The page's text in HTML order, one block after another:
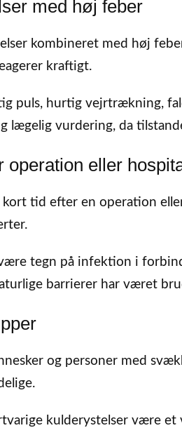
med høj feber
kombineret med høj
kraftigt.
puls, hurtig vejrtrækning,
lægelig vurdering, da
operation eller
kort tid efter en operation
tegn på infektion i
barrierer har været
og personer med
kulderystelser være